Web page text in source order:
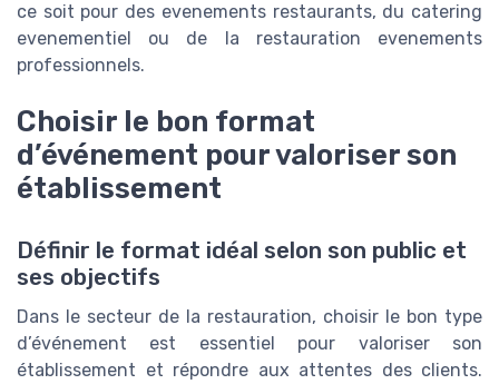
ce soit pour des evenements restaurants, du catering
evenementiel ou de la restauration evenements
professionnels.
Choisir le bon format
d’événement pour valoriser son
établissement
Définir le format idéal selon son public et
ses objectifs
Dans le secteur de la restauration, choisir le bon type
d’événement est essentiel pour valoriser son
établissement et répondre aux attentes des clients.